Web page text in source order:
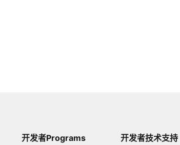
开发者Programs 开发者技术支持